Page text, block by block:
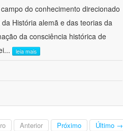
do conhecimento direcionado
História alemã e das teorias da
da consciência histórica de
... leia mais
Anterior Próximo Último →